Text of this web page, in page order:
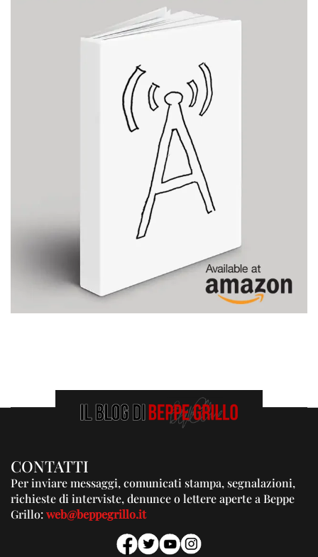
CONTATTI
Per inviare messaggi, comunicati stampa, segnalazioni,
richieste di interviste, denunce o lettere aperte a Beppe
Grillo:web@beppegrillo.it